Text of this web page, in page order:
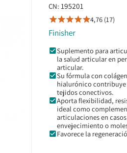
CN: 195201
4,76 (17)
Finisher
Suplemento para
la salud articular en
articular.
Su fórmula con
hialurónico
tejidos conectivos.
Aporta flexibilidad,
ideal como
articulaciones en
envejecimiento o
Favorece la